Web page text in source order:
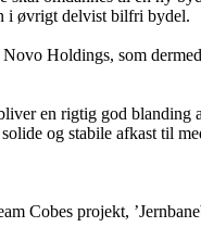
i øvrigt delvist bilfri bydel.
Holdings, som
en rigtig god
og stabile afkast til
Cobes projekt,